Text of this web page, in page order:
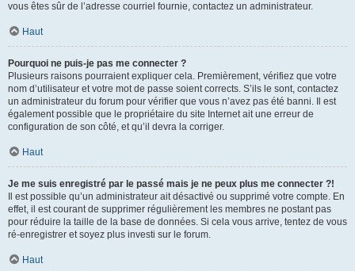
vous êtes sûr de l’adresse courriel fournie, contactez un administrateur.
Haut
Pourquoi ne puis-je pas me connecter ?
Plusieurs raisons pourraient expliquer cela. Premièrement, vérifiez que votre
nom d’utilisateur et votre mot de passe soient corrects. S’ils le sont, contactez
un administrateur du forum pour vérifier que vous n’avez pas été banni. Il est
également possible que le propriétaire du site Internet ait une erreur de
configuration de son côté, et qu’il devra la corriger.
Haut
Je me suis enregistré par le passé mais je ne peux plus me connecter ?!
Il est possible qu’un administrateur ait désactivé ou supprimé votre compte. En
effet, il est courant de supprimer régulièrement les membres ne postant pas
pour réduire la taille de la base de données. Si cela vous arrive, tentez de vous
ré-enregistrer et soyez plus investi sur le forum.
Haut